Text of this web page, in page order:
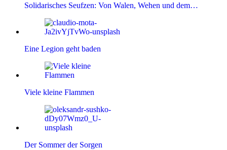
Solidarisches Seufzen: Von Walen, Wehen und dem…
Eine Legion geht baden
Viele kleine Flammen
Der Sommer der Sorgen